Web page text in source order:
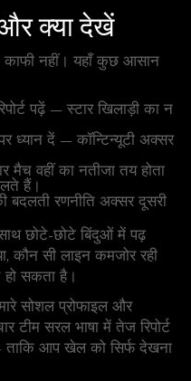
क्या देखें
काफी नहीं। यहाँ कुछ आसान
पढ़ें — स्टार खिलाड़ी का न
ध्यान दें — कॉन्टिन्यूटी अक्सर
वहीं का नतीजा तय होता
हैं।
रणनीति अक्सर दूसरी
छोटे-छोटे बिंदुओं में पढ़
कौन सी लाइन कमजोर रही
सकता है।
सोशल प्रोफाइल और
टीम सरल भाषा में तेज रिपोर्ट
ताकि आप खेल को सिर्फ देखना